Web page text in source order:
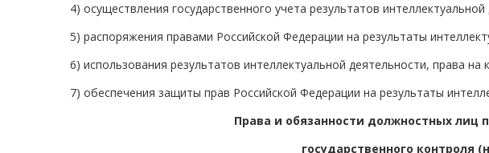
4) осуществления государственного учета результатов интеллектуальной
5) распоряжения правами Российской Федерации на результаты
6) использования результатов интеллектуальной деятельности, права
7) обеспечения защиты прав Российской Федерации на результаты
Права и обязанности должностных лиц
государственного контроля